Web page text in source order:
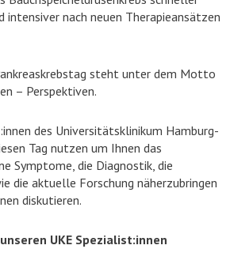
intensiver nach neuen Therapieansätzen
steht unter dem Motto
– Perspektiven.
des Universitätsklinikum Hamburg-
Tag nutzen um Ihnen das
Symptome, die Diagnostik, die
die aktuelle Forschung näherzubringen
diskutieren.
UKE Spezialist:innen